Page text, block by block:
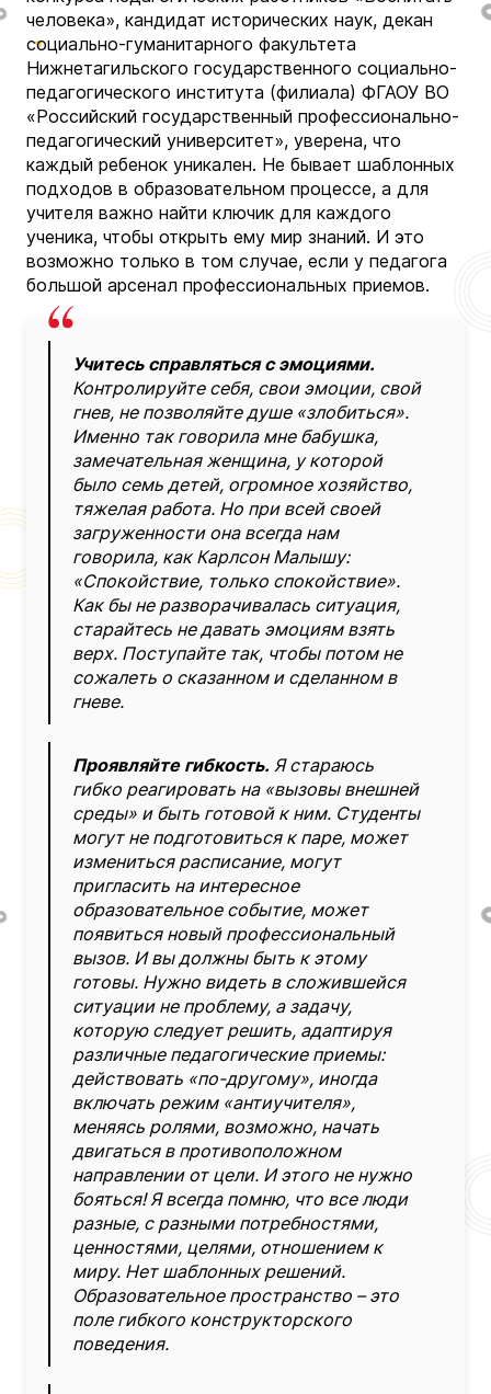
человека», кандидат исторических наук, декан
социально-гуманитарного факультета
Нижнетагильского государственного социально-
педагогического института (филиала) ФГАОУ ВО
«Российский государственный профессионально-
педагогический университет», уверена, что
каждый ребенок уникален. Не бывает шаблонных
подходов в образовательном процессе, а для
учителя важно найти ключик для каждого
ученика, чтобы открыть ему мир знаний. И это
возможно только в том случае, если у педагога
большой арсенал профессиональных приемов.
Учитесь справляться с эмоциями.
Контролируйте себя, свои эмоции, свой
гнев, не позволяйте душе «злобиться».
Именно так говорила мне бабушка,
замечательная женщина, у которой
было семь детей, огромное хозяйство,
тяжелая работа. Но при всей своей
загруженности она всегда нам
говорила, как Карлсон Малышу:
«Спокойствие, только спокойствие».
Как бы не разворачивалась ситуация,
старайтесь не давать эмоциям взять
верх. Поступайте так, чтобы потом не
сожалеть о сказанном и сделанном в
гневе.
Проявляйте гибкость. Я стараюсь
гибко реагировать на «вызовы внешней
среды» и быть готовой к ним. Студенты
могут не подготовиться к паре, может
измениться расписание, могут
пригласить на интересное
образовательное событие, может
появиться новый профессиональный
вызов. И вы должны быть к этому
готовы. Нужно видеть в сложившейся
ситуации не проблему, а задачу,
которую следует решить, адаптируя
различные педагогические приемы:
действовать «по-другому», иногда
включать режим «антиучителя»,
меняясь ролями, возможно, начать
двигаться в противоположном
направлении от цели. И этого не нужно
бояться! Я всегда помню, что все люди
разные, с разными потребностями,
ценностями, целями, отношением к
миру. Нет шаблонных решений.
Образовательное пространство – это
поле гибкого конструкторского
поведения.